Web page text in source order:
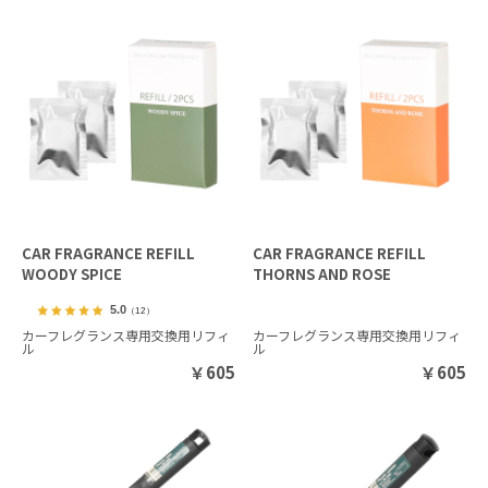
CAR FRAGRANCE REFILL
WOODY SPICE
5.0（12）
カーフレグランス専用交換用リフィ
ル
￥605
CAR FRAGRANCE REFILL
THORNS AND ROSE
カーフレグランス専用交換用リフィ
ル
￥605